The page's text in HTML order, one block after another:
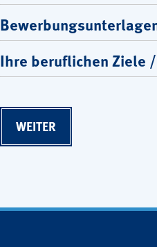
Ihre beruflichen Ziele